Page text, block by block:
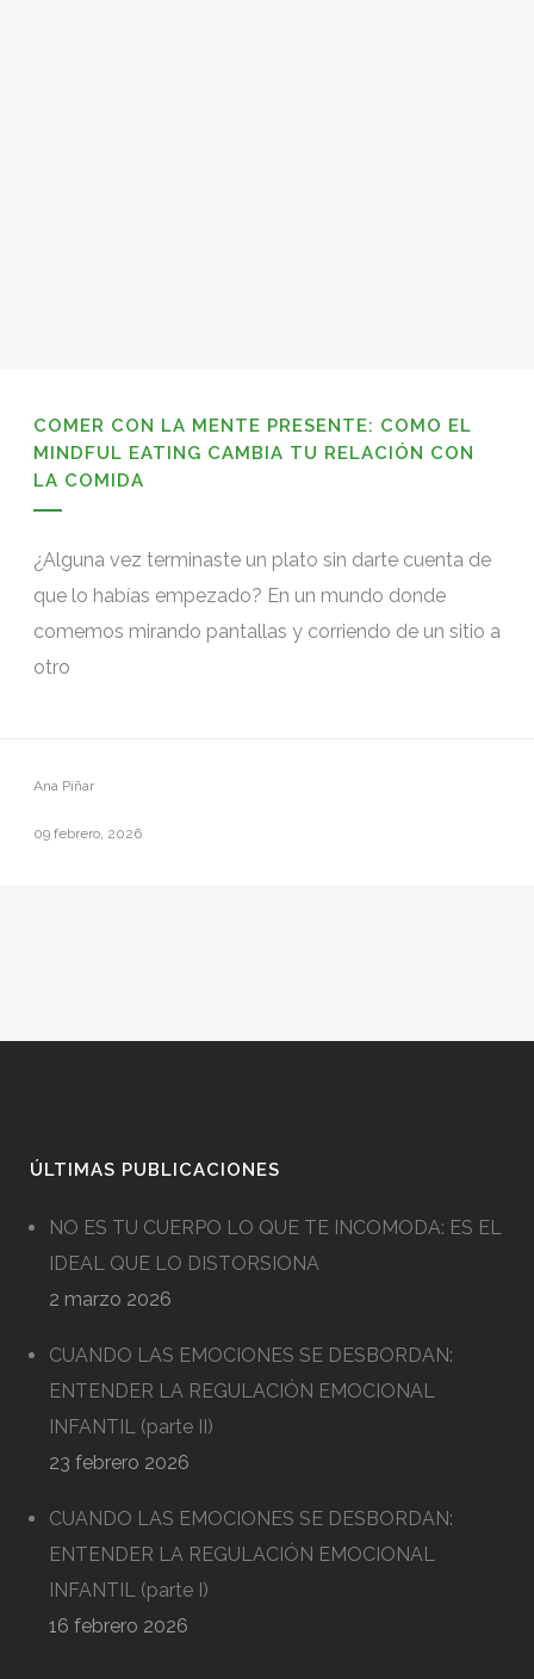
COMER CON LA MENTE PRESENTE: COMO EL
MINDFUL EATING CAMBIA TU RELACIÓN CON
LA COMIDA
¿Alguna vez terminaste un plato sin darte cuenta de
que lo habías empezado? En un mundo donde
comemos mirando pantallas y corriendo de un sitio a
otro
Ana Piñar
09 febrero, 2026
ÚLTIMAS PUBLICACIONES
NO ES TU CUERPO LO QUE TE INCOMODA: ES EL
IDEAL QUE LO DISTORSIONA
2 marzo 2026
CUANDO LAS EMOCIONES SE DESBORDAN:
ENTENDER LA REGULACIÓN EMOCIONAL
INFANTIL (parte II)
23 febrero 2026
CUANDO LAS EMOCIONES SE DESBORDAN:
ENTENDER LA REGULACIÓN EMOCIONAL
INFANTIL (parte I)
16 febrero 2026